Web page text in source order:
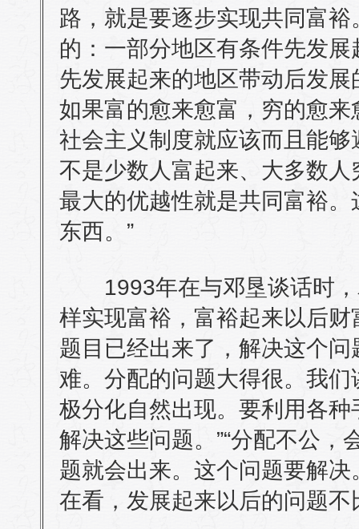
路，就是要逐步实现共同富
的：一部分地区有条件先发
先发展起来的地区带动后发
如果富的愈来愈富，穷的愈
社会主义制度就应该而且能够
不是少数人富起来、大多数
最大的优越性就是共同富裕
东西。”
1993年在与邓垦谈话时，
样实现富裕，富裕起来以后
题目已经出来了，解决这个
难。分配的问题大得很。我
极分化自然出现。要利用各
解决这些问题。”“分配不公
题就会出来。这个问题要解
在看，发展起来以后的问题不